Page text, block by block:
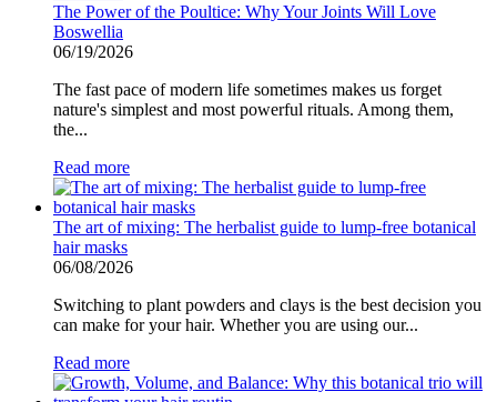
The Power of the Poultice: Why Your Joints Will Love
Boswellia
06/19/2026
The fast pace of modern life sometimes makes us forget
nature's simplest and most powerful rituals. Among them,
the...
Read more
The art of mixing: The herbalist guide to lump-free botanical
hair masks
06/08/2026
Switching to plant powders and clays is the best decision you
can make for your hair. Whether you are using our...
Read more